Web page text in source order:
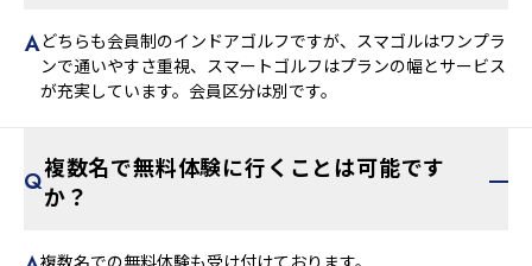
どちらも会員制のインドアゴルフですが、スマゴルはワンプラ
ンで通いやすさ重視、スマートゴルフはプランの幅とサービス
が充実しています。会員区分は別です。
複数名で無料体験に行くことは可能です
か？